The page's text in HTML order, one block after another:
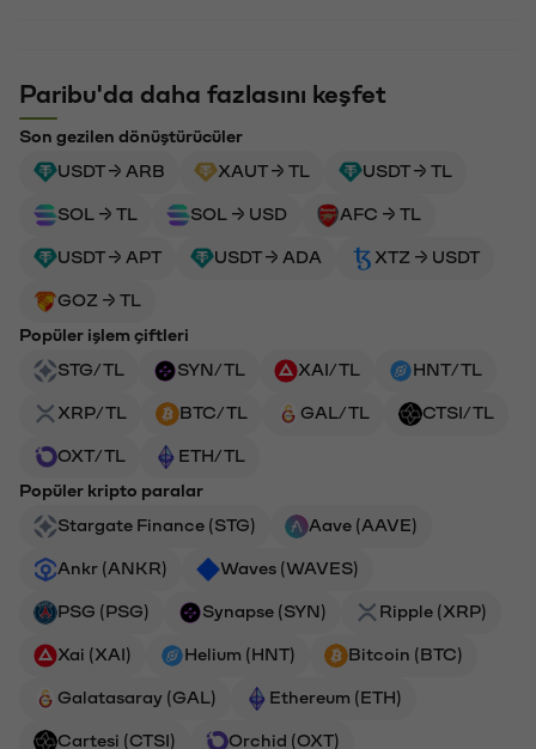
Paribu'da daha fazlasını keşfet
Son gezilen dönüştürücüler
USDT → ARB
XAUT → TL USDT → TL
SOL → TL SOL → USD AFC → TL
USDT → APT USDT → ADA XTZ → USDT
GOZ → TL
Popüler işlem çiftleri
STG/TL
SYN/TL XAI/TL HNT/TL
XRP/TL BTC/TL GAL/TL CTSI/TL
OXT/TL
ETH/TL
Popüler kripto paralar
Stargate Finance (STG)
Aave (AAVE)
Ankr (ANKR) Waves (WAVES)
PSG (PSG) Synapse (SYN) Ripple (XRP)
Xai (XAI) Helium (HNT) Bitcoin (BTC)
Galatasaray (GAL) Ethereum (ETH)
Cartesi (CTSI) Orchid (OXT)